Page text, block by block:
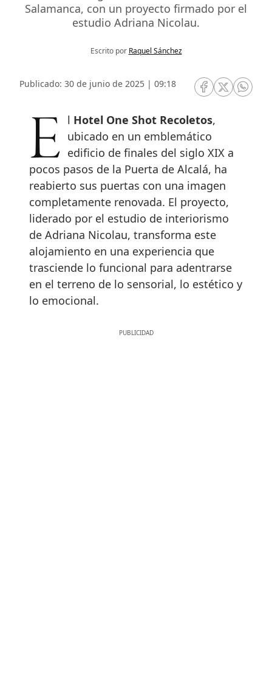
Salamanca, con un proyecto firmado por el
estudio Adriana Nicolau.
Escrito por Raquel Sánchez
Publicado: 30 de junio de 2025 | 09:18
RRSS Facebook
RRSSRRSS
El Hotel One Shot Recoletos,
ubicado en un emblemático
edificio de finales del siglo XIX a
pocos pasos de la Puerta de Alcalá, ha
reabierto sus puertas con una imagen
completamente renovada. El proyecto,
liderado por el estudio de interiorismo
de Adriana Nicolau, transforma este
alojamiento en una experiencia que
trasciende lo funcional para adentrarse
en el terreno de lo sensorial, lo estético y
lo emocional.